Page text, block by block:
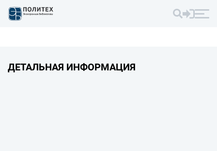
ДЕТАЛЬНАЯ ИНФОРМАЦИЯ